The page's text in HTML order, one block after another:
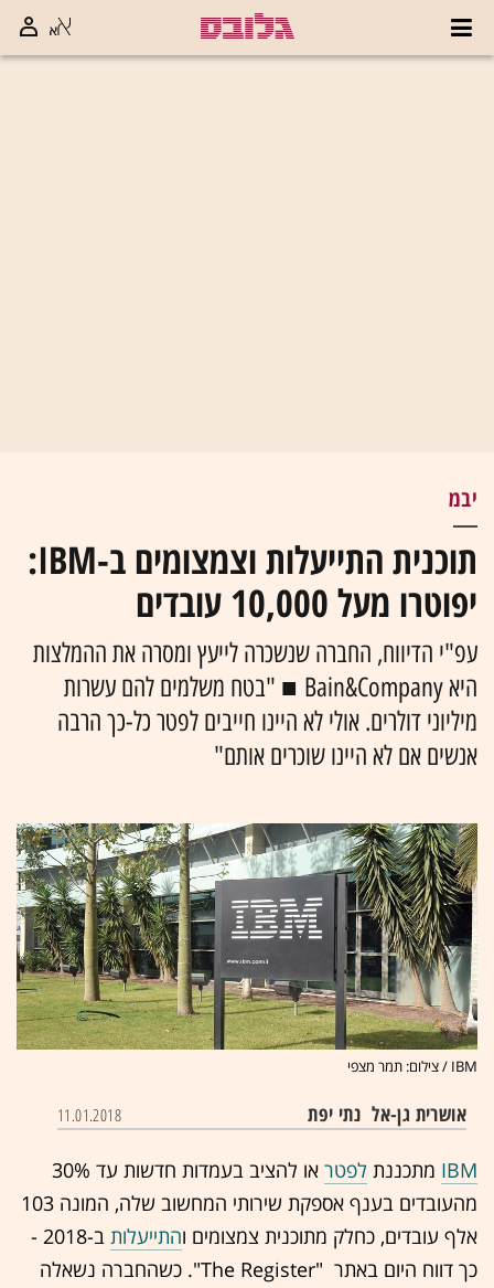
יבמ
תוכנית התייעלות וצמצומים ב-IBM:
יפוטרו מעל 10,000 עובדים
עפ"י הדיווח, החברה שנשכרה לייעץ ומסרה את ההמלצות
היא Bain&Company ■ "בטח משלמים להם עשרות
מיליוני דולרים. אולי לא היינו חייבים לפטר כל-כך הרבה
אנשים אם לא היינו שוכרים אותם"
IBM / צילום: תמר מצפי
אושרית גן-אל נתי יפת 11.01.2018
IBM מתכננת לפטר
או להציב בעמדות חדשות עד 30%
מהעובדים בענף אספקת שירותי המחשוב שלה, המונה 103
אלף עובדים, כחלק מתוכנית צמצומים והתייעלות
ב-2018 -
כך דווח היום באתר "The Register". כשהחברה נשאלה